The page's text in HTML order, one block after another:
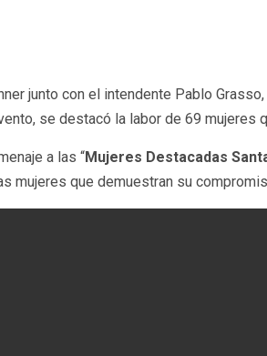
junto con el intendente Pablo
se destacó la labor de 69
a las “Mujeres Destacadas
mujeres que demuestran su